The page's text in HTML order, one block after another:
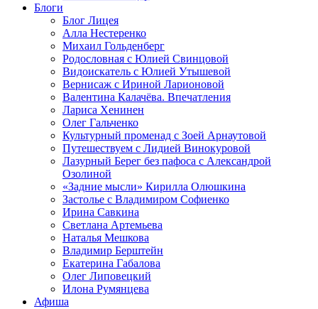
Блоги
Блог Лицея
Алла Нестеренко
Михаил Гольденберг
Родословная с Юлией Свинцовой
Видоискатель с Юлией Утышевой
Вернисаж с Ириной Ларионовой
Валентина Калачёва. Впечатления
Лариса Хенинен
Олег Гальченко
Культурный променад с Зоей Арнаутовой
Путешествуем с Лидией Винокуровой
Лазурный Берег без пафоса с Александрой
Озолиной
«Задние мысли» Кирилла Олюшкина
Застолье с Владимиром Софиенко
Ирина Савкина
Светлана Артемьева
Наталья Мешкова
Владимир Берштейн
Екатерина Габалова
Олег Липовецкий
Илона Румянцева
Афиша